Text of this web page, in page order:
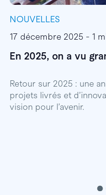
NOUVELLES
17 décembre 2025 - 1
En 2025, on a vu
Retour sur 2025 : une
projets livrés et
vision pour l’avenir.